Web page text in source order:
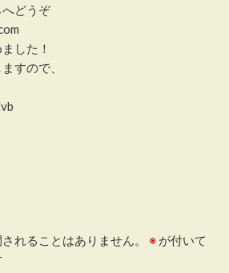
どうぞ
した！
すので、
れることはありません。 ※ が付いて